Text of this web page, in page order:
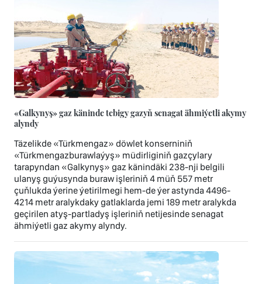
«Galkynyş» gaz käninde tebigy gazyň senagat ähmiýetli akymy
alyndy
Täzelikde «Türkmengaz» döwlet konserniniň
«Türkmengazburawlaýyş» müdirliginiň gazçylary
tarapyndan «Galkynyş» gaz känindäki 238-nji belgili
ulanyş guýusynda buraw işleriniň 4 müň 557 metr
çuňlukda ýerine ýetirilmegi hem-de ýer astynda 4496-
4214 metr aralykdaky gatlaklarda jemi 189 metr aralykda
geçirilen atyş-partladyş işleriniň netijesinde senagat
ähmiýetli gaz akymy alyndy.